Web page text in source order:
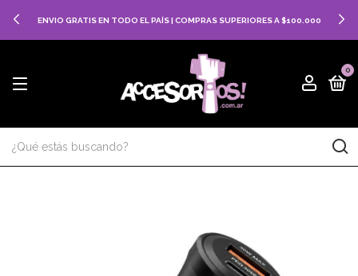
ENVIO GRATIS EN TODO EL PAÍS | COMPRAS SUPERIORES A $100.000
0